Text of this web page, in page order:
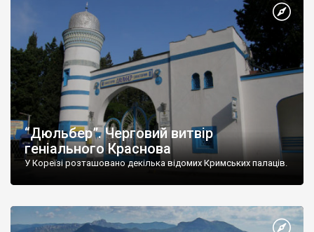
“Дюльбер”. Черговий витвір
геніального Краснова
У Кореїзі розташовано декілька відомих Кримських палаців.